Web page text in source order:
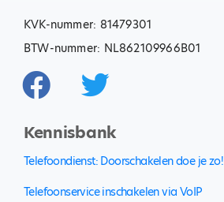
KVK-nummer: 81479301
BTW-nummer: NL862109966B01
Kennisbank
Telefoondienst: Doorschakelen doe je zo!
Telefoonservice inschakelen via VoIP